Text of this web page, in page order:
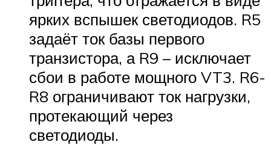
ярких вспышек светодиодов. R5
задаёт ток базы первого
транзистора, а R9 – исключает
сбои в работе мощного VT3. R6-
R8 ограничивают ток нагрузки,
протекающий через
светодиоды.